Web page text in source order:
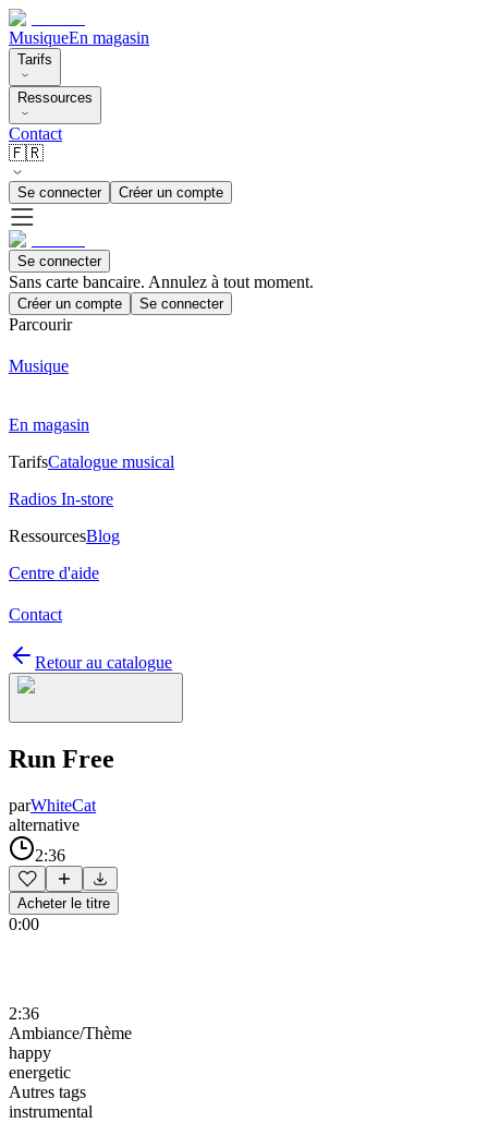
MusiqueEn magasin
Tarifs
Ressources
Contact
🇫🇷
Se connecter Créer un compte
Se connecter
Sans carte bancaire. Annulez à tout moment.
Créer un compte Se connecter
Parcourir
Musique
En magasin
TarifsCatalogue musical
Radios In-store
RessourcesBlog
Centre d'aide
Contact
Retour au catalogue
Run Free
parWhiteCat
alternative
2:36
Acheter le titre
0:00
2:36
Ambiance/Thème
happy
energetic
Autres tags
instrumental